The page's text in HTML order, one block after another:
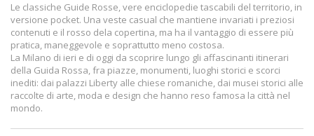
Le classiche Guide Rosse, vere enciclopedie tascabili del territorio, in
versione pocket. Una veste casual che mantiene invariati i preziosi
contenuti e il rosso dela copertina, ma ha il vantaggio di essere più
pratica, maneggevole e soprattutto meno costosa.
La Milano di ieri e di oggi da scoprire lungo gli affascinanti itinerari
della Guida Rossa, fra piazze, monumenti, luoghi storici e scorci
inediti: dai palazzi Liberty alle chiese romaniche, dai musei storici alle
raccolte di arte, moda e design che hanno reso famosa la città nel
mondo.